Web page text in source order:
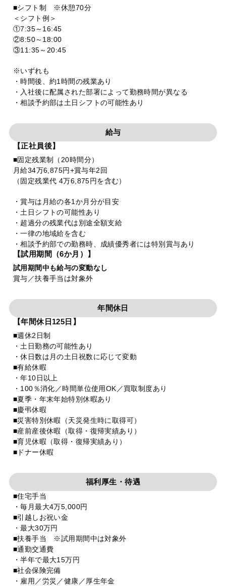
■シフト制 ※休憩70分
＜シフト例＞
①7:35～16:45
②8:50～18:00
③11:35～20:45
※いずれも
・時間後、約1時間の残業あり
・入社後に配属された部署によって勤務時間が異なる
・相談予約部は土日シフトの可能性あり
給与
【正社員後】
■固定残業制（20時間分）
月給34万6,875円+賞与年2回
（固定残業代 4万6,875円を含む）
・賞与は月給の各1か月分が目安
・土日シフトの可能性あり
・超過分の残業代は別途全額支給
・一律の地域給を含む
・相談予約部での勤務時、成績優秀者には特別賞与あり
【試用期間（6か月）】
試用期間中も給与の変動なし
賞与／扶養手当は対象外
年間休日
【年間休日125日】
■週休2日制
・土日勤務の可能性あり
・休日数は月の土日祝数に応じて変動
■有給休暇
・年10日以上
・100％消化／時間単位使用OK／買取制度あり
■夏季・年末年始特別休暇あり
■慶弔休暇
■災害特別休暇（天災発生時に取得可）
■産前産後休暇（取得・復帰実績あり）
■育児休暇（取得・復帰実績あり）
■ドナー休暇
福利厚生・待遇
■住宅手当
・毎月最大4万5,000円
■引越しお祝い金
・最大30万円
■扶養手当 ※試用期間中は対象外
■通勤交通費
・半年で最大15万円
■社会保険完備
・雇用／労災／健康／厚生年金